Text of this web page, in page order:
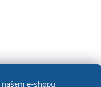
e-shopu